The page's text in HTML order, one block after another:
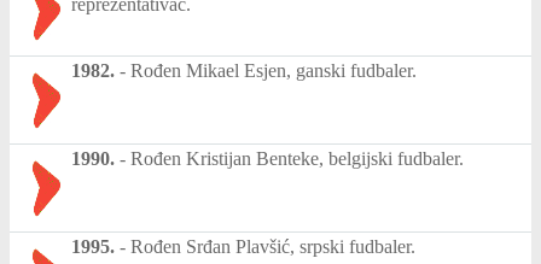
1982. - Rođen Mikael Esjen, ganski fudbaler.
1990. - Rođen Kristijan Benteke, belgijski fudbaler.
1995. - Rođen Srđan Plavšić, srpski fudbaler.